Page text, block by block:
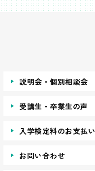
説明会・個別相談会
受講生・卒業生の声
入学検定料のお支払い
お問い合わせ